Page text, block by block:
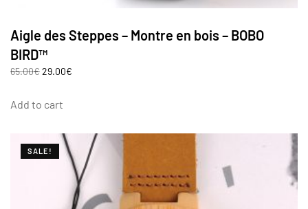
Aigle des Steppes – Montre en bois – BOBO
BIRD™
65.00€29.00€
Add to cart
SALE!